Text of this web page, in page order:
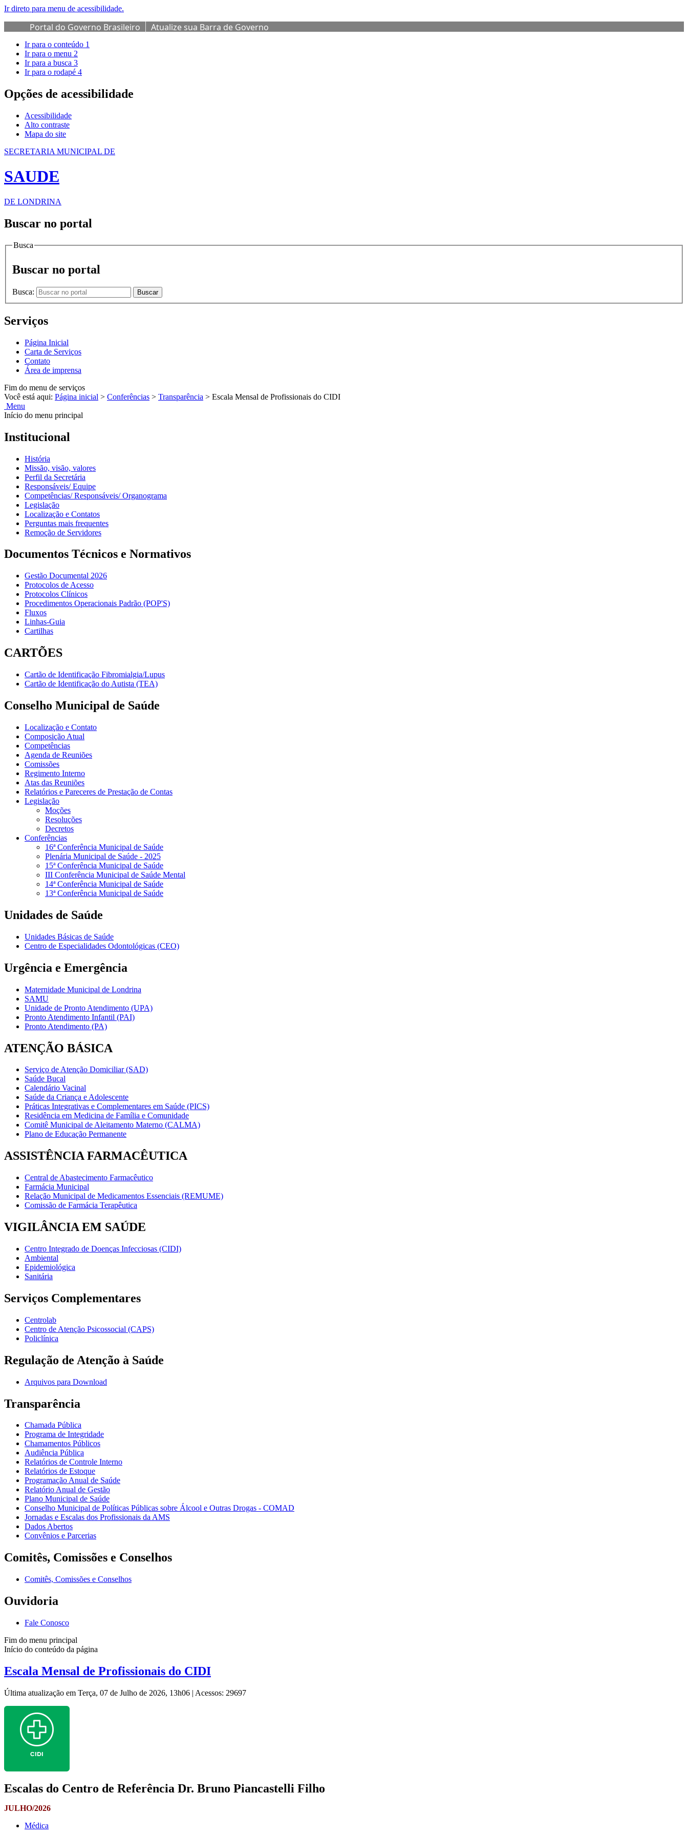
Ir direto para menu de acessibilidade.
Portal do Governo Brasileiro Atualize sua Barra de Governo
Ir para o conteúdo 1
Ir para o menu 2
Ir para a busca 3
Ir para o rodapé 4
Opções de acessibilidade
Acessibilidade
Alto contraste
Mapa do site
SECRETARIA MUNICIPAL DE
SAUDE
DE LONDRINA
Buscar no portal
Busca
Buscar no portal
Busca: Buscar
Serviços
Página Inicial
Carta de Serviços
Contato
Área de imprensa
Fim do menu de serviços
Você está aqui: Página inicial > Conferências > Transparência > Escala Mensal de Profissionais do CIDI
Menu
Início do menu principal
Institucional
História
Missão, visão, valores
Perfil da Secretária
Responsáveis/ Equipe
Competências/ Responsáveis/ Organograma
Legislação
Localização e Contatos
Perguntas mais frequentes
Remoção de Servidores
Documentos Técnicos e Normativos
Gestão Documental 2026
Protocolos de Acesso
Protocolos Clínicos
Procedimentos Operacionais Padrão (POP'S)
Fluxos
Linhas-Guia
Cartilhas
CARTÕES
Cartão de Identificação Fibromialgia/Lupus
Cartão de Identificação do Autista (TEA)
Conselho Municipal de Saúde
Localização e Contato
Composição Atual
Competências
Agenda de Reuniões
Comissões
Regimento Interno
Atas das Reuniões
Relatórios e Pareceres de Prestação de Contas
Legislação
Moções
Resoluções
Decretos
Conferências
16ª Conferência Municipal de Saúde
Plenária Municipal de Saúde - 2025
15ª Conferência Municipal de Saúde
III Conferência Municipal de Saúde Mental
14ª Conferência Municipal de Saúde
13ª Conferência Municipal de Saúde
Unidades de Saúde
Unidades Básicas de Saúde
Centro de Especialidades Odontológicas (CEO)
Urgência e Emergência
Maternidade Municipal de Londrina
SAMU
Unidade de Pronto Atendimento (UPA)
Pronto Atendimento Infantil (PAI)
Pronto Atendimento (PA)
ATENÇÃO BÁSICA
Serviço de Atenção Domiciliar (SAD)
Saúde Bucal
Calendário Vacinal
Saúde da Criança e Adolescente
Práticas Integrativas e Complementares em Saúde (PICS)
Residência em Medicina de Família e Comunidade
Comitê Municipal de Aleitamento Materno (CALMA)
Plano de Educação Permanente
ASSISTÊNCIA FARMACÊUTICA
Central de Abastecimento Farmacêutico
Farmácia Municipal
Relação Municipal de Medicamentos Essenciais (REMUME)
Comissão de Farmácia Terapêutica
VIGILÂNCIA EM SAÚDE
Centro Integrado de Doenças Infecciosas (CIDI)
Ambiental
Epidemiológica
Sanitária
Serviços Complementares
Centrolab
Centro de Atenção Psicossocial (CAPS)
Policlínica
Regulação de Atenção à Saúde
Arquivos para Download
Transparência
Chamada Pública
Programa de Integridade
Chamamentos Públicos
Audiência Pública
Relatórios de Controle Interno
Relatórios de Estoque
Programação Anual de Saúde
Relatório Anual de Gestão
Plano Municipal de Saúde
Conselho Municipal de Políticas Públicas sobre Álcool e Outras Drogas - COMAD
Jornadas e Escalas dos Profissionais da AMS
Dados Abertos
Convênios e Parcerias
Comitês, Comissões e Conselhos
Comitês, Comissões e Conselhos
Ouvidoria
Fale Conosco
Fim do menu principal
Início do conteúdo da página
Escala Mensal de Profissionais do CIDI
Última atualização em Terça, 07 de Julho de 2026, 13h06 | Acessos: 29697
Escalas do Centro de Referência Dr. Bruno Piancastelli Filho
JULHO/2026
Médica